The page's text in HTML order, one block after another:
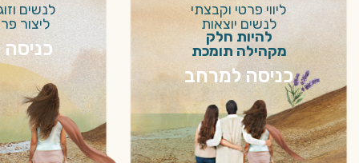
ליווי פרטי וקבצתי
לנשים יוצאות
להיות חלק
מקהילה תומכת
כניסה למרחב
לנשים
ליצור